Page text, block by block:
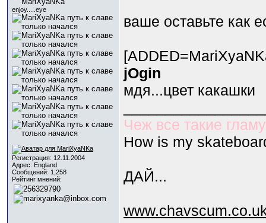
enjoy.....eye
Регистрация: 12.11.2004
Адрес: England
Сообщений: 1,258
Рейтинг мнений:
ваше оставьте как
jOgin
мдя...цвет какашки
Чеж все такие
How is my
ДАЙ...